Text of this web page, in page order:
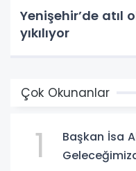
Yenişehir’de atıl
yıkılıyor
Çok Okunanlar
1
Başkan İsa